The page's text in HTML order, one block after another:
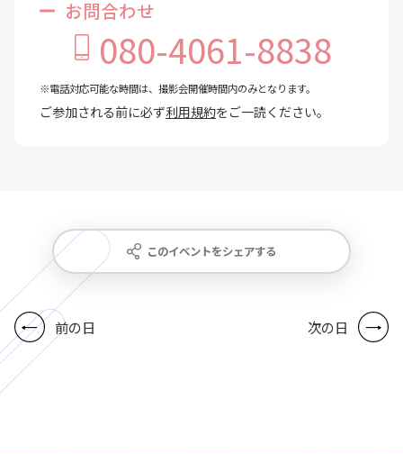
お問合わせ
080-4061-8838
※電話対応可能な時間は、撮影会開催時間内のみとなります。
ご参加される前に必ず利用規約をご一読ください。
このイベントをシェアする
前の日 次の日